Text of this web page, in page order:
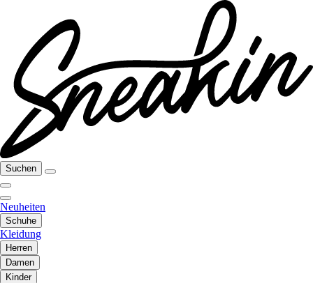
Suchen
Neuheiten
Schuhe
Kleidung
Herren
Damen
Kinder